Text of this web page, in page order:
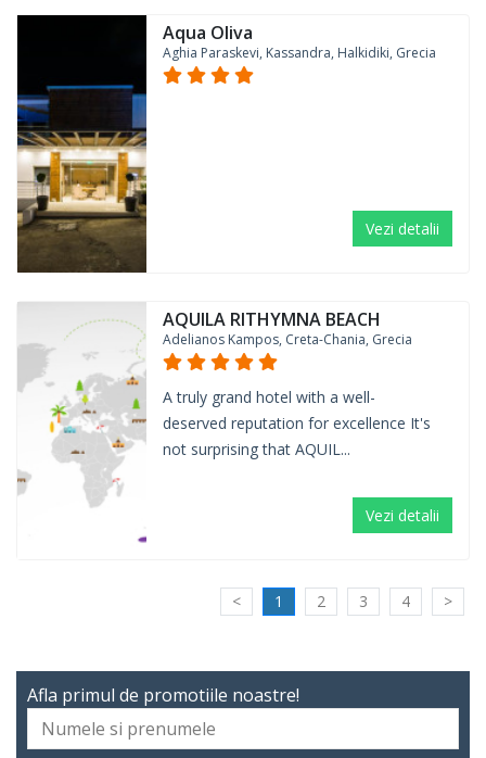
Aqua Oliva
Aghia Paraskevi, Kassandra, Halkidiki, Grecia
Vezi detalii
AQUILA RITHYMNA BEACH
Adelianos Kampos, Creta-Chania, Grecia
A truly grand hotel with a well-
deserved reputation for excellence It's
not surprising that AQUIL...
Vezi detalii
< 1 2 3 4 >
Afla primul de promotiile noastre!